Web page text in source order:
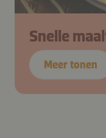
Snelle
Meer tonen